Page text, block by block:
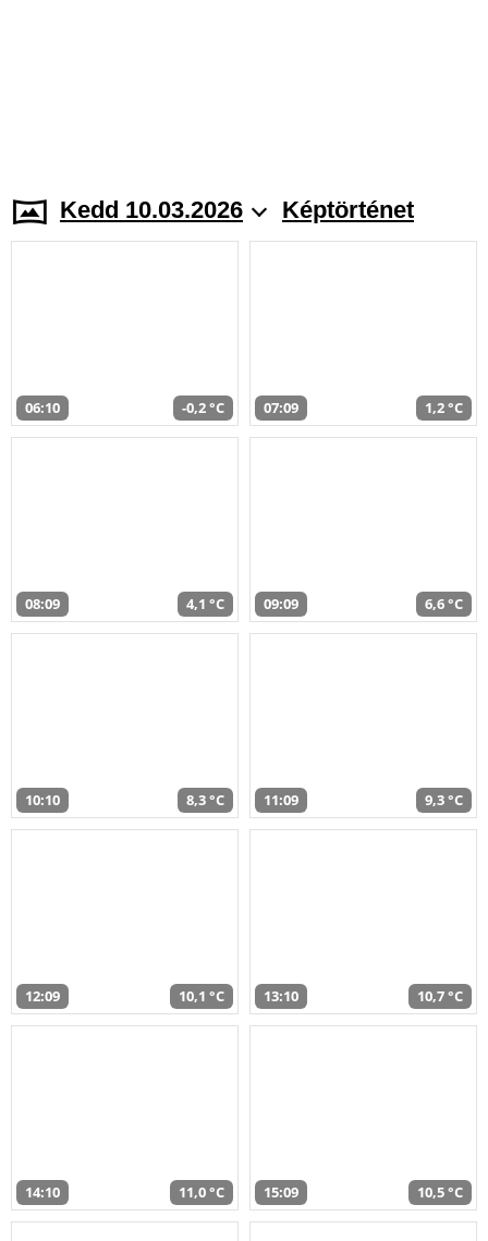
Kedd 10.03.2026 Képtörténet
06:10 -0,2 °C 07:09 1,2 °C
08:09 4,1 °C 09:09 6,6 °C
10:10 8,3 °C 11:09 9,3 °C
12:09 10,1 °C 13:10 10,7 °C
14:10 11,0 °C 15:09 10,5 °C